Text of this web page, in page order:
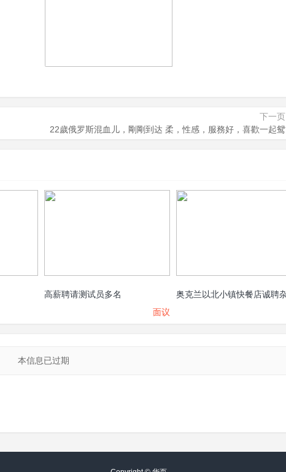
下一页
22歲俄罗斯混血儿，剛剛到达 柔，性感，服務好，喜歡一起鸳
高薪聘请测试员多名
面议
本信息已过期